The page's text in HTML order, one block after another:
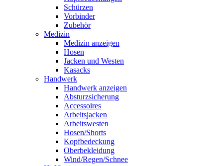
Schürzen
Vorbinder
Zubehör
Medizin
Medizin anzeigen
Hosen
Jacken und Westen
Kasacks
Handwerk
Handwerk anzeigen
Absturzsicherung
Accessoires
Arbeitsjacken
Arbeitswesten
Hosen/Shorts
Kopfbedeckung
Oberbekleidung
Wind/Regen/Schnee